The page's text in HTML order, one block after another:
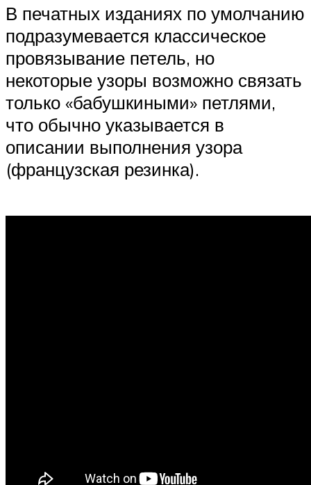
В печатных изданиях по умолчанию
подразумевается классическое
провязывание петель, но
некоторые узоры возможно связать
только «бабушкиными» петлями,
что обычно указывается в
описании выполнения узора
(французская резинка).